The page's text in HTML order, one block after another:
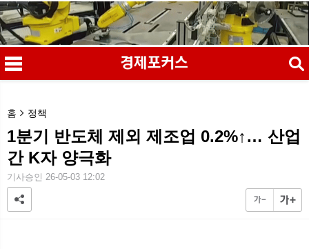
메
홈 정책
1분기 반도체 제외 제조업 0.2%↑… 산업
간 K자 양극화
기사승인 26-05-03 12:02